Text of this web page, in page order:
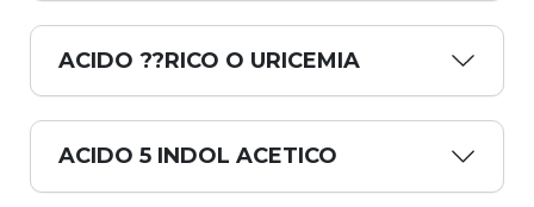
ACIDO ??RICO O URICEMIA
ACIDO 5 INDOL ACETICO